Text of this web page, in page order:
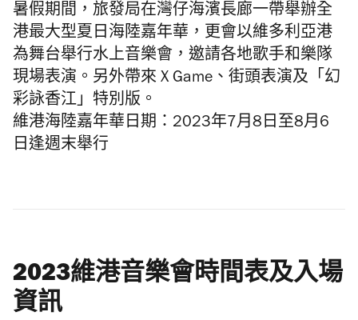
暑假期間，旅發局在灣仔海濱長廊一帶舉辦全
港最大型夏日海陸嘉年華，更會以維多利亞港
為舞台舉行水上音樂會，邀請各地歌手和樂隊
現場表演。另外帶來 X Game、街頭表演及「幻
彩詠香江」特別版。
維港海陸嘉年華日期：2023年7月8日至8月6
日逢週末舉行
2023維港音樂會時間表及入場
資訊